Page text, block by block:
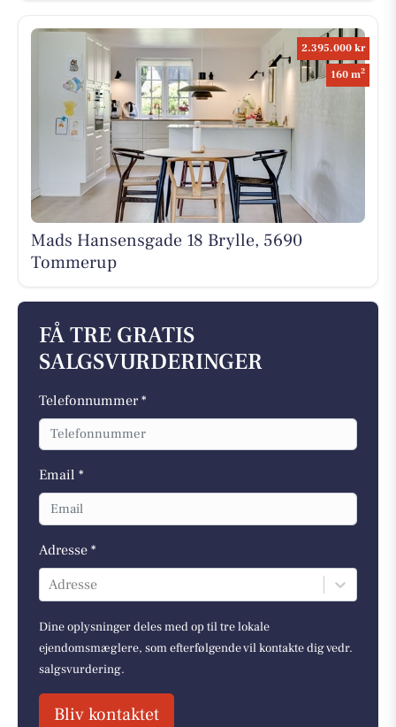
2.395.000 kr
160 m2
Mads Hansensgade 18 Brylle, 5690
Tommerup
FÅ TRE GRATIS
SALGSVURDERINGER
Telefonnummer *
Email *
Adresse *
Adresse
Dine oplysninger deles med op til tre lokale
ejendomsmæglere, som efterfølgende vil kontakte dig vedr.
salgsvurdering.
Bliv kontaktet